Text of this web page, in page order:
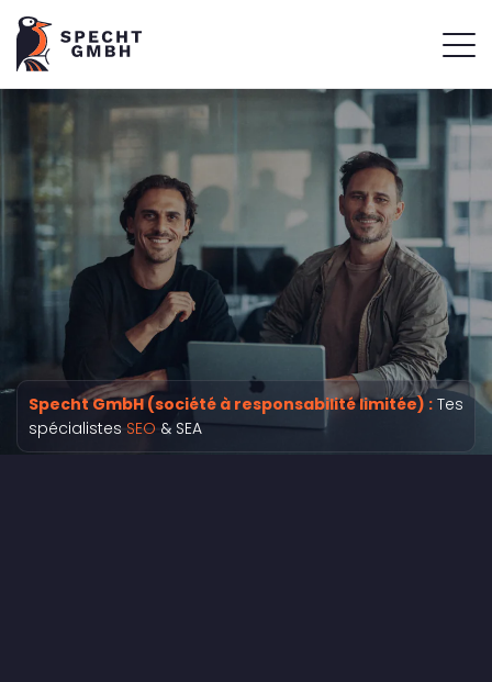
Specht GmbH (société à responsabilité limitée) : Tes
spécialistes SEO & SEA